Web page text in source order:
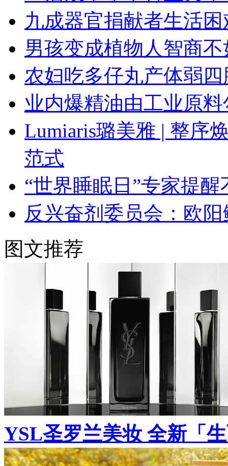
九成器官捐献者生活
男孩变成植物人智商
农妇吃多仔丸产体弱
业内爆精油由工业原
Lumiaris璐美雅 | 整序
范式
“世界睡眠日”专家提
反兴奋剂委员会：欧
图文推荐
YSL圣罗兰美妆 全新「